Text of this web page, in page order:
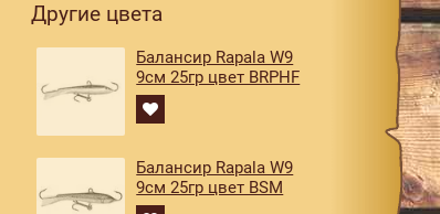
Другие цвета
Балансир Rapala W9
9см 25гр цвет BRPHF
Балансир Rapala W9
9см 25гр цвет BSM